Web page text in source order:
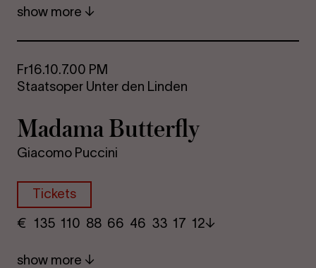
show more
Fr16.10.7.00 PM
Staatsoper Unter den Linden
Madama Butterfly
Giacomo Puccini
Tickets
€ ​ 135 110 88​ 66 46 33​ 17 12
show more